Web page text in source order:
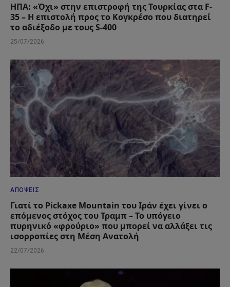
ΗΠΑ: «Όχι» στην επιστροφή της Τουρκίας στα F-
35 – Η επιστολή προς το Κογκρέσο που διατηρεί
το αδιέξοδο με τους S-400
25/07/2026
ΑΠΌΨΕΙΣ
Γιατί το Pickaxe Mountain του Ιράν έχει γίνει ο
επόμενος στόχος του Τραμπ – Το υπόγειο
πυρηνικό «φρούριο» που μπορεί να αλλάξει τις
ισορροπίες στη Μέση Ανατολή
22/07/2026